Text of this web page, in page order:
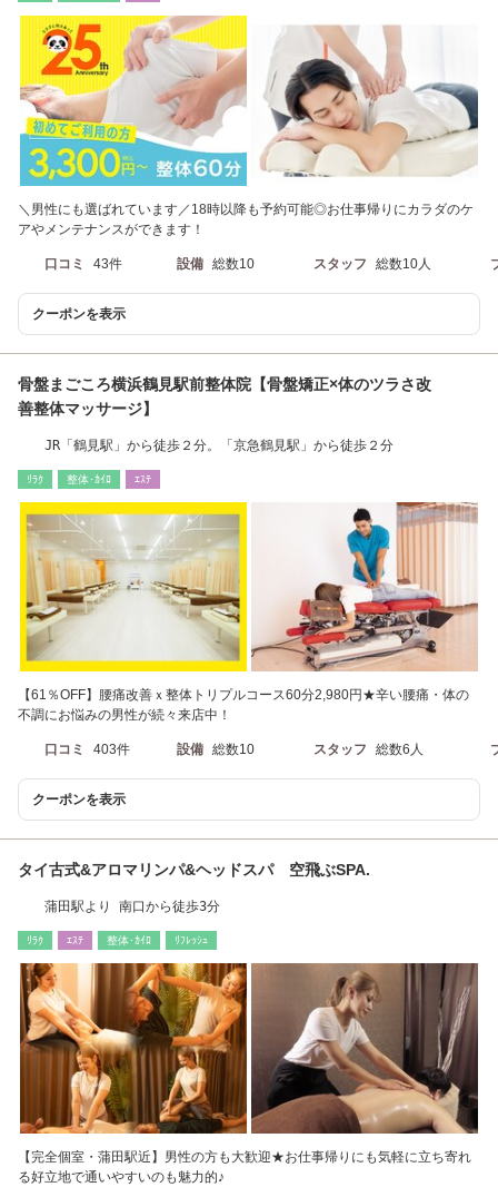
＼男性にも選ばれています／18時以降も予約可能◎お仕事帰りにカラダのケ
アやメンテナンスができます！
口コミ 43件 設備 総数10 スタッフ 総数10人
クーポンを表示
骨盤まごころ横浜鶴見駅前整体院【骨盤矯正×体のツラさ改
善整体マッサージ】
JR「鶴見駅」から徒歩２分。「京急鶴見駅」から徒歩２分
ﾘﾗｸ 整体･ｶｲﾛ ｴｽﾃ
【61％OFF】腰痛改善ｘ整体トリプルコース60分2,980円★辛い腰痛・体の
不調にお悩みの男性が続々来店中！
口コミ 403件 設備 総数10 スタッフ 総数6人
クーポンを表示
タイ古式&アロマリンパ&ヘッドスパ 空飛ぶSPA.
蒲田駅より 南口から徒歩3分
ﾘﾗｸ ｴｽﾃ 整体･ｶｲﾛ ﾘﾌﾚｯｼｭ
【完全個室・蒲田駅近】男性の方も大歓迎★お仕事帰りにも気軽に立ち寄れ
る好立地で通いやすいのも魅力的♪